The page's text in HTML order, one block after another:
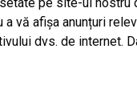
a vă afișa anunțuri
dvs. de internet.